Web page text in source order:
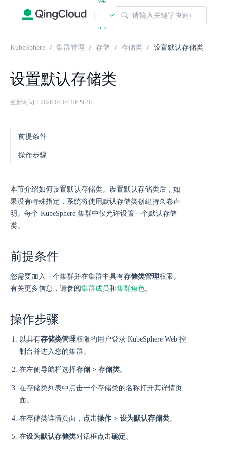
|
2.1
KubeSphere 集群管理 存储 存储类 设置默认存储类
设置默认存储类
更新时间：2026-07-07 10:29:40
前提条件
操作步骤
本节介绍如何设置默认存储类。设置默认存储类后，如
果没有特殊指定，系统将使用默认存储类创建持久卷声
明。每个 KubeSphere 集群中仅允许设置一个默认存储
类。
前提条件
您需要加入一个集群并在集群中具有存储类管理权限。
有关更多信息，请参阅集群成员和集群角色。
操作步骤
以具有存储类管理权限的用户登录 KubeSphere Web 控
制台并进入您的集群。
在左侧导航栏选择存储 > 存储类。
在存储类列表中点击一个存储类的名称打开其详情页
面。
在存储类详情页面，点击操作 > 设为默认存储类。
在设为默认存储类对话框点击确定。